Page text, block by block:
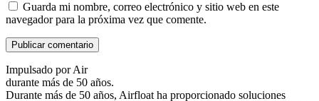
Guarda mi nombre, correo electrónico y sitio web en este
navegador para la próxima vez que comente.
Impulsado por Air
durante más de 50 años.
Durante más de 50 años, Airfloat ha proporcionado soluciones